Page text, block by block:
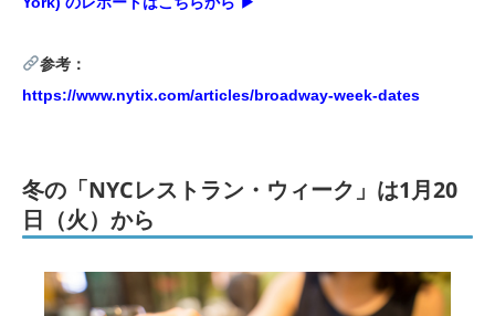
参考：
https://www.nytix.com/articles/broadway-week-dates
冬の「NYCレストラン・ウィーク」は1月20
日（火）から